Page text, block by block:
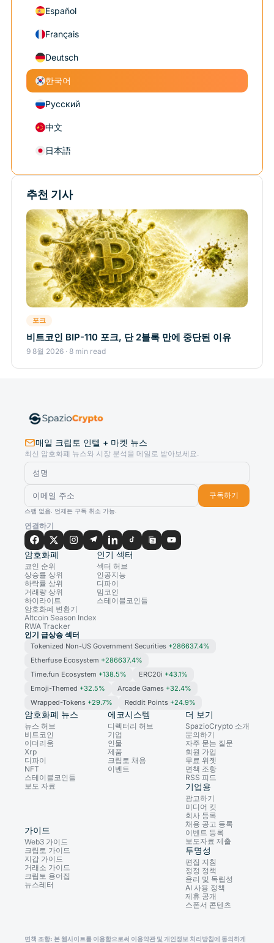
Español
Français
Deutsch
한국어
Русский
中文
日本語
추천 기사
포크
비트코인 BIP-110 포크, 단 2블록 만에 중단된 이유
9 8월 2026 · 8 min read
매일 크립토 인텔 + 마켓 뉴스
최신 암호화폐 뉴스와 시장 분석을 메일로 받아보세요.
구독하기
스팸 없음. 언제든 구독 취소 가능.
연결하기
암호화폐
코인 순위
상승률 상위
하락률 상위
거래량 상위
하이라이트
암호화폐 변환기
Altcoin Season Index
RWA Tracker
인기 섹터
섹터 허브
인공지능
디파이
밈코인
스테이블코인들
인기 급상승 섹터
Tokenized Non-US Government Securities +286637.4%
Etherfuse Ecosystem +286637.4%
Time.fun Ecosystem +138.5% ERC20i +43.1%
Emoji-Themed +32.5% Arcade Games +32.4%
Wrapped-Tokens +29.7% Reddit Points +24.9%
암호화폐 뉴스
뉴스 허브
비트코인
이더리움
Xrp
디파이
NFT
스테이블코인들
보도 자료
에코시스템
디렉터리 허브
기업
인물
제품
크립토 채용
이벤트
가이드
Web3 가이드
크립토 가이드
지갑 가이드
거래소 가이드
크립토 용어집
뉴스레터
더 보기
SpazioCrypto 소개
문의하기
자주 묻는 질문
회원 가입
무료 위젯
면책 조항
RSS 피드
기업용
광고하기
미디어 킷
회사 등록
채용 공고 등록
이벤트 등록
보도자료 제출
투명성
편집 지침
정정 정책
윤리 및 독립성
AI 사용 정책
제휴 공개
스폰서 콘텐츠
면책 조항: 본 웹사이트를 이용함으로써 이용약관 및 개인정보 처리방침에 동의하게